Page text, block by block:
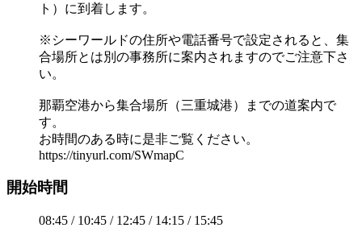
ト）に到着します。
※シーワールドの住所や電話番号で設定されると、集
合場所とは別の事務所に案内されますのでご注意下さ
い。
那覇空港から集合場所（三重城港）までの道案内で
す。
お時間のある時に是非ご覧ください。
https://tinyurl.com/SWmapC
開始時間
08:45 / 10:45 / 12:45 / 14:15 / 15:45